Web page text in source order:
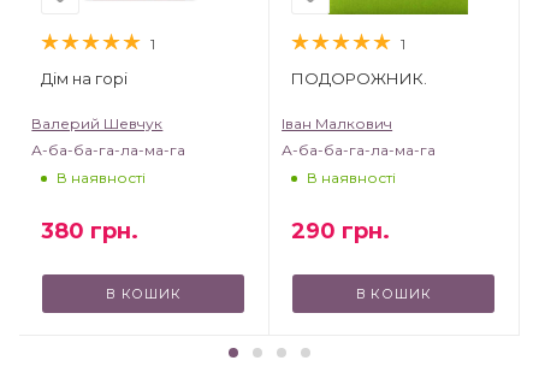
1
Дім на горі
Валерий Шевчук
А-ба-ба-га-ла-ма-га
В наявності
380 грн.
В КОШИК
1
ПОДОРОЖНИК.
Іван Малкович
А-ба-ба-га-ла-ма-га
В наявності
290 грн.
В КОШИК